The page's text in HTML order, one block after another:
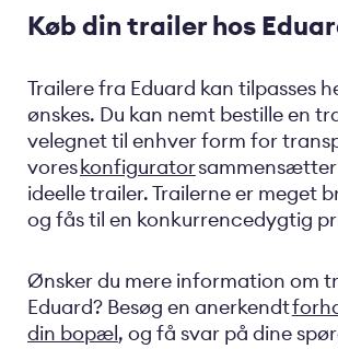
Køb din trailer hos
Trailere fra Eduard kan tilpasses
ønskes. Du kan nemt bestille en
velegnet til enhver form for
voreskonfiguratorsammensætter
ideelle trailer. Trailerne er meget
og fås til en konkurrencedygtig
Ønsker du mere information om
Eduard? Besøg en anerkendt
din bopæl, og få svar på dine